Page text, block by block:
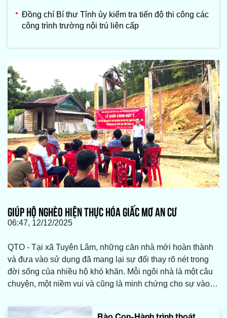
Đồng chí Bí thư Tỉnh ủy kiểm tra tiến độ thi công các
công trình trường nội trú liên cấp
GIÚP HỘ NGHÈO HIỆN THỰC HÓA GIẤC MƠ AN CƯ
06:47, 12/12/2025
QTO - Tại xã Tuyên Lâm, những căn nhà mới hoàn thành
và đưa vào sử dụng đã mang lại sự đổi thay rõ nét trong
đời sống của nhiều hộ khó khăn. Mỗi ngôi nhà là một câu
chuyện, một niềm vui và cũng là minh chứng cho sự vào